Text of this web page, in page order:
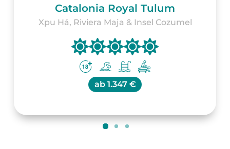
Catalonia Royal Tulum
Xpu Há, Riviera Maja & Insel Cozumel
ab 1.347 €